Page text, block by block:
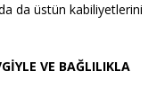
da üstün kabiliyetlerini
VE BAĞLILIKLA